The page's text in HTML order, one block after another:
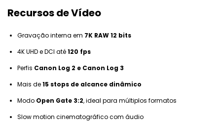
Recursos de Vídeo
Gravação interna em 7K RAW 12 bits
4K UHD e DCI até120 fps
Perfis Canon Log 2 e Canon Log 3
Mais de15 stops de alcance dinâmico
Modo Open Gate 3:2, ideal para múltiplos formatos
Slow motion cinematográfico com áudio